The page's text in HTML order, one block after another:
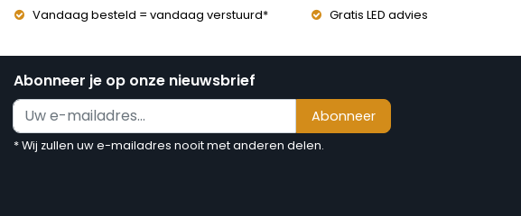
Vandaag besteld = vandaag verstuurd* Gratis LED advies
Abonneer je op onze nieuwsbrief
Abonneer
* Wij zullen uw e-mailadres nooit met anderen delen.